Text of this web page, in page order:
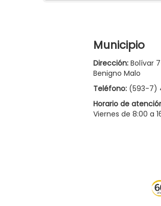
Municipio
Dirección: Bolívar
Benigno Malo
Teléfono: (593-7)
Horario de
Viernes de 8:00 a